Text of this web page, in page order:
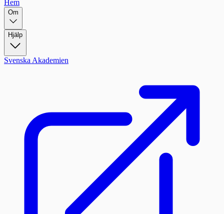
Hem
Om
Hjälp
Svenska Akademien